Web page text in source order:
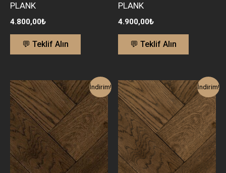
PLANK
4.800,00₺
💬 Teklif Alın
PLANK
4.900,00₺
💬 Teklif Alın
İndirim!
Orijinal
fiyat:
8.060,00₺.
Şu
andaki
fiyat:
4.600,00₺.
İndirim!
Orijinal
fiyat:
7.900,00₺.
Şu
andaki
fiyat: